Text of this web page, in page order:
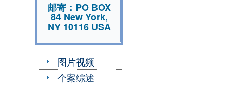
邮寄：PO BOX
84 New York,
NY 10116 USA
图片视频
个案综述